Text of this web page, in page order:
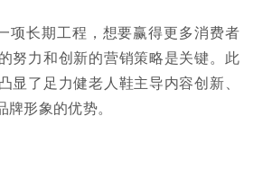
长期工程，想要赢得更多消费者
努力和创新的营销策略是关键。此
显了足力健老人鞋主导内容创新、
形象的优势。